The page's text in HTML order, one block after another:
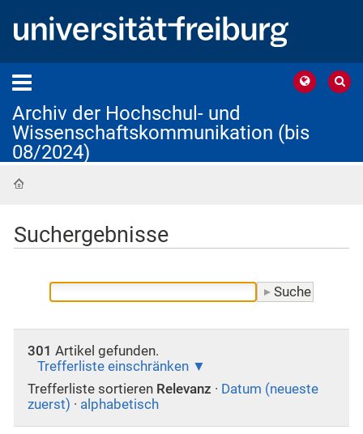
Archiv der Hochschul- und
Wissenschaftskommunikation (bis
08/2024)
Suchergebnisse
301 Artikel gefunden.
Trefferliste einschränken
Trefferliste sortieren Relevanz · Datum (neueste
zuerst) · alphabetisch